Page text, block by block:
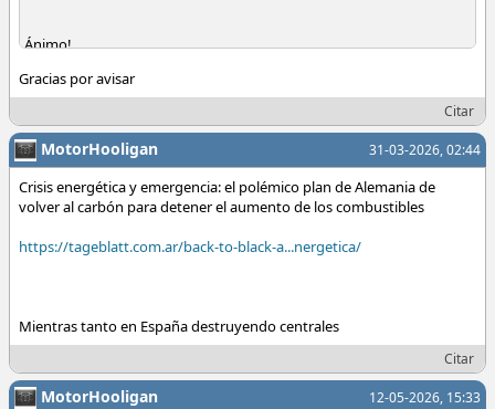
Ánimo!
Gracias por avisar
Citar
31-03-2026, 02:44
MotorHooligan
Crisis energética y emergencia: el polémico plan de Alemania de
volver al carbón para detener el aumento de los combustibles
https://tageblatt.com.ar/back-to-black-a...nergetica/
Mientras tanto en España destruyendo centrales
Citar
12-05-2026, 15:33
MotorHooligan